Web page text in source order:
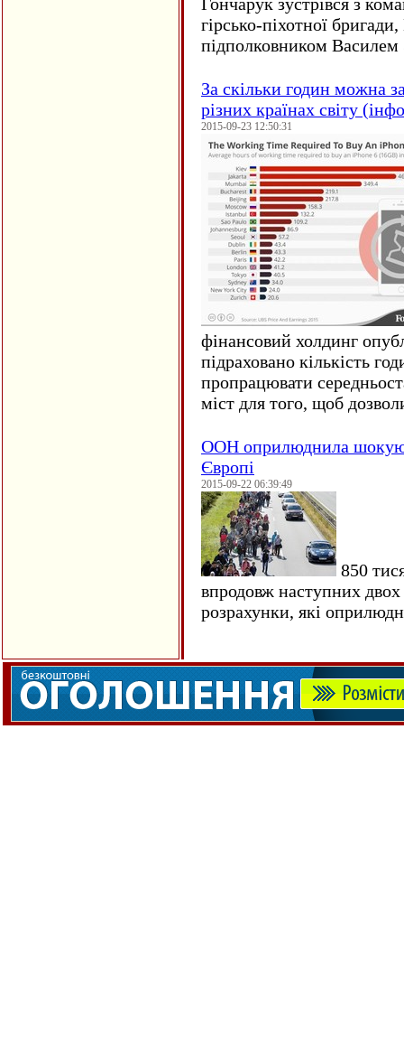
гірсько-піхотної
підполковником
За скільки годин можна
різних країнах світу
2015-09-23 12:50:31
фінансовий холдинг
підраховано кількість
пропрацювати
міст для того, щоб
ООН оприлюднила
Європі
2015-09-22 06:39:49
850
впродовж наступних
розрахунки, які